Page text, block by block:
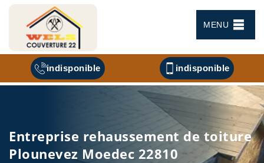
MENU
indisponible indisponible
Entreprise rehaussement de toiture
Plounevez Moedec 22810